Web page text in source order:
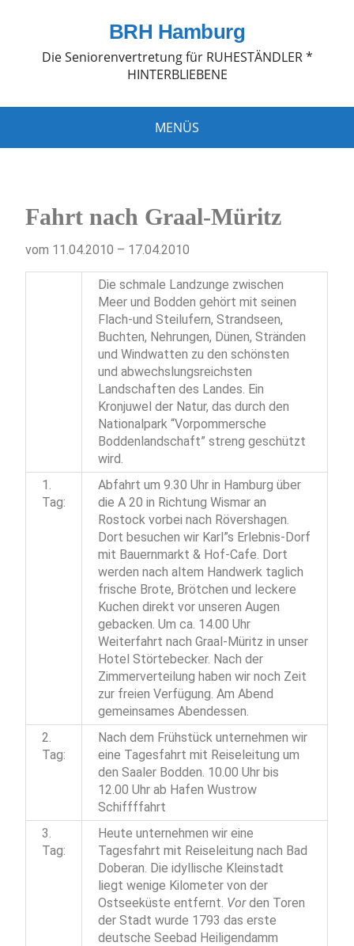
BRH Hamburg
Die Seniorenvertretung für RUHESTÄNDLER *
HINTERBLIEBENE
MENÜS
Fahrt nach Graal-Müritz
vom 11.04.2010 – 17.04.2010
Die schmale Landzunge zwischen
Meer und Bodden gehört mit seinen
Flach-und Steilufern, Strandseen,
Buchten, Nehrungen, Dünen, Stränden
und Windwatten zu den schönsten
und abwechslungsreichsten
Landschaften des Landes. Ein
Kronjuwel der Natur, das durch den
Nationalpark “Vorpommersche
Boddenlandschaft” streng geschützt
wird.
1.
Tag:
Abfahrt um 9.30 Uhr in Hamburg über
die A 20 in Richtung Wismar an
Rostock vorbei nach Rövershagen.
Dort besuchen wir Karl”s Erlebnis-Dorf
mit Bauernmarkt & Hof-Cafe. Dort
werden nach altem Handwerk taglich
frische Brote, Brötchen und leckere
Kuchen direkt vor unseren Augen
gebacken. Um ca. 14.00 Uhr
Weiterfahrt nach Graal-Müritz in unser
Hotel Störtebecker. Nach der
Zimmerverteilung haben wir noch Zeit
zur freien Verfügung. Am Abend
gemeinsames Abendessen.
2.
Tag:
Nach dem Frühstück unternehmen wir
eine Tagesfahrt mit Reiseleitung um
den Saaler Bodden. 10.00 Uhr bis
12.00 Uhr ab Hafen Wustrow
Schiffffahrt
3.
Tag:
Heute unternehmen wir eine
Tagesfahrt mit Reiseleitung nach Bad
Doberan. Die idyllische Kleinstadt
liegt wenige Kilometer von der
Ostseeküste entfernt. Vorden Toren
der Stadt wurde 1793 das erste
deutsche Seebad Heiligendamm